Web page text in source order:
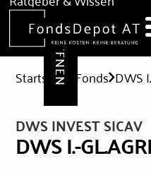
Hilfe & Formulare
DEPOT ERÖFFNEN
Startseite Fonds DWS
DWS INVEST SICAV
DWS I.-